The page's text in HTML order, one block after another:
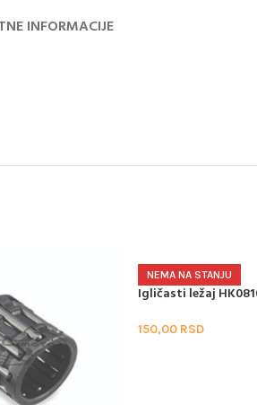
INFORMACIJE
NEMA NA STANJU
Igličasti ležaj
150,00 RSD